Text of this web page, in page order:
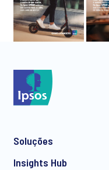
Soluções
Insights Hub